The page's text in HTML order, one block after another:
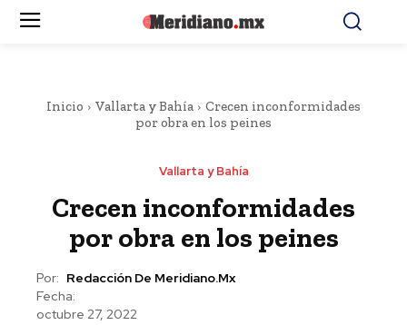
Inicio Vallarta y Bahía
Crecen inconformidades
por obra en los peines
Vallarta y Bahía
Crecen inconformidades
por obra en los peines
Por: Redacción De Meridiano.mx
Fecha:
octubre 27, 2022